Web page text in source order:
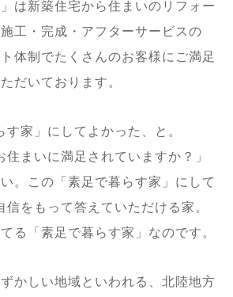
」は新築住宅から住まいのリフォー
工・完成・アフターサービスの
体制でたくさんのお客様にご満足
だいております。
す家」にしてよかった、と。
住まいに満足されていますか？」
。この「素足で暮らす家」にして
信をもって答えていただける家。
る「素足で暮らす家」なのです。
かしい地域といわれる、北陸地方